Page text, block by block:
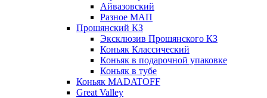
Айвазовский
Разное МАП
Прошянский КЗ
Эксклюзив Прошянского КЗ
Коньяк Классический
Коньяк в подарочной упаковке
Коньяк в тубе
Коньяк MADATOFF
Great Valley